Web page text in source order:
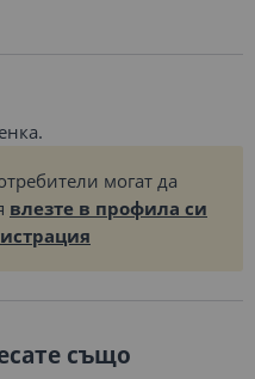
могат да
влезте в профила си
също